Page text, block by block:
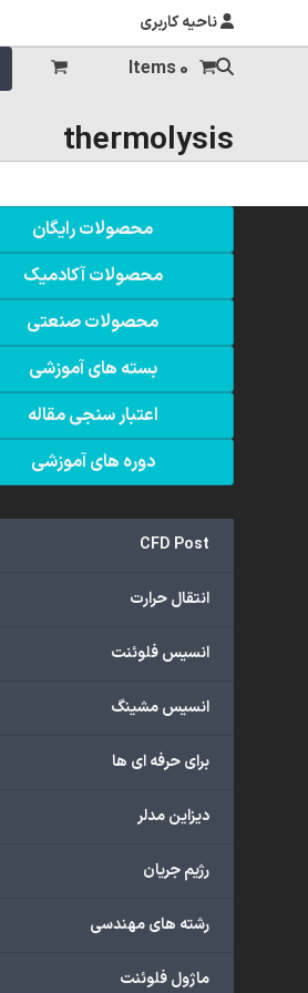
ناحیه کاربری
0 Items
thermolysis
محصولات رایگان
محصولات آکادمیک
محصولات صنعتی
بسته های آموزشی
اعتبار سنجی مقاله
دوره های آموزشی
CFD Post
انتقال حرارت
انسیس فلوئنت
انسیس مشینگ
برای حرفه ای ها
دیزاین مدلر
رژیم جریان
رشته های مهندسی
ماژول فلوئنت